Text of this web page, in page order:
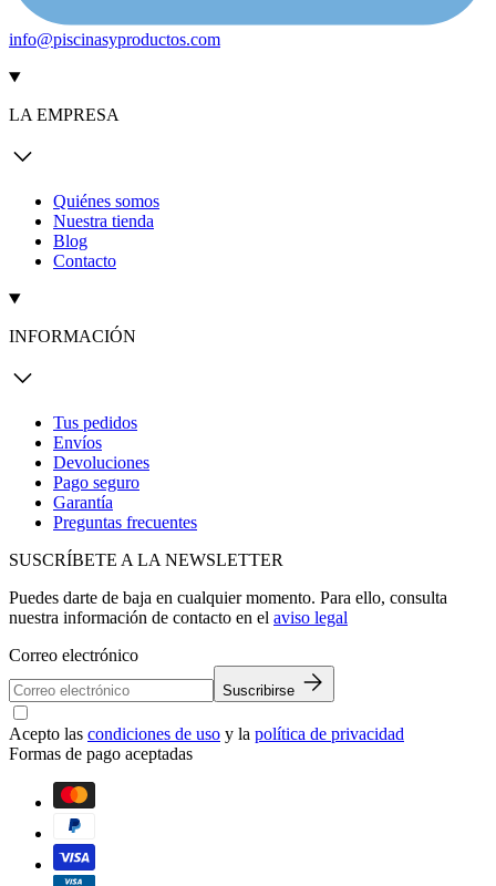
info@piscinasyproductos.com
LA EMPRESA
Quiénes somos
Nuestra tienda
Blog
Contacto
INFORMACIÓN
Tus pedidos
Envíos
Devoluciones
Pago seguro
Garantía
Preguntas frecuentes
SUSCRÍBETE A LA NEWSLETTER
Puedes darte de baja en cualquier momento. Para ello, consulta
nuestra información de contacto en el aviso legal
Correo electrónico
Suscribirse
Acepto las condiciones de uso y la política de privacidad
Formas de pago aceptadas